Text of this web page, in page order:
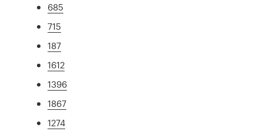
685
715
187
1612
1396
1867
1274